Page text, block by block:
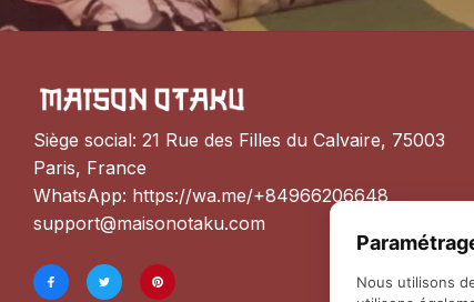
Siège social: 21 Rue des Filles du Calvaire, 75003
Paris, France
WhatsApp: https://wa.me/+84966206648
support@maisonotaku.com
Nous utilisons